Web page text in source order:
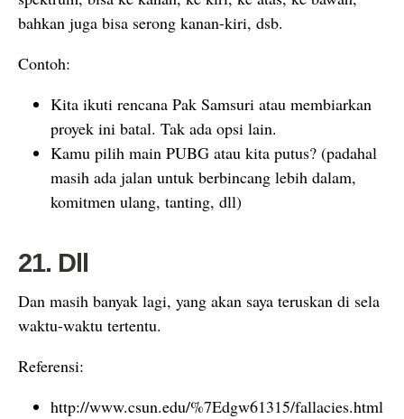
bahkan juga bisa serong kanan-kiri, dsb.
Contoh:
Kita ikuti rencana Pak Samsuri atau membiarkan
proyek ini batal. Tak ada opsi lain.
Kamu pilih main PUBG atau kita putus? (padahal
masih ada jalan untuk berbincang lebih dalam,
komitmen ulang, tanting, dll)
21. Dll
Dan masih banyak lagi, yang akan saya teruskan di sela
waktu-waktu tertentu.
Referensi:
http://www.csun.edu/%7Edgw61315/fallacies.html